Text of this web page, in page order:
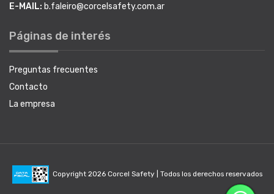
E-MAIL: b.faleiro@corcelsafety.com.ar
Páginas de interés
Preguntas frecuentes
Contacto
La empresa
Copyright 2026 Corcel Safety | Todos los derechos reservados